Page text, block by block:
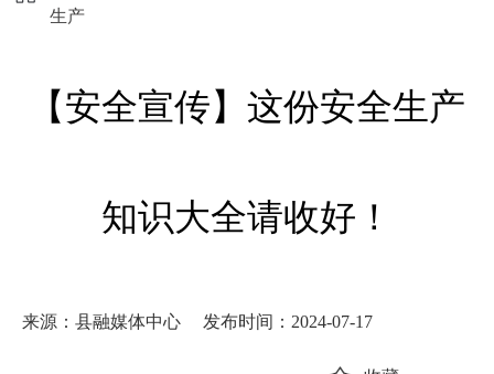
生产
【安全宣传】这份安全生产
知识大全请收好！
来源：县融媒体中心 发布时间：2024-07-17